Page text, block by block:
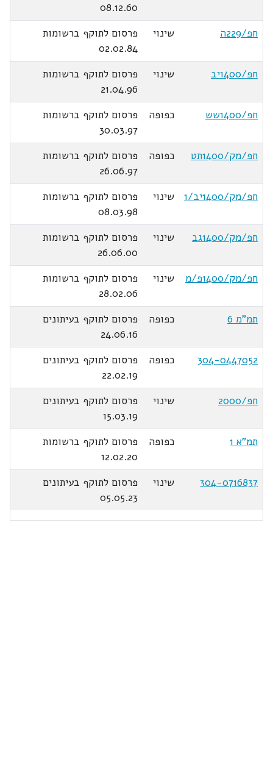
08.12.60
חפ/229ה
שינוי
פרסום לתוקף ברשומות
02.02.84
חפ/1400יב
שינוי
פרסום לתוקף ברשומות
21.04.96
חפ/1400שש
כפופה
פרסום לתוקף ברשומות
30.03.97
חפ/מק/1400תט
כפופה
פרסום לתוקף ברשומות
26.06.97
חפ/מק/1400יב/1
שינוי
פרסום לתוקף ברשומות
08.03.98
חפ/מק/1400גב
שינוי
פרסום לתוקף ברשומות
26.06.00
חפ/מק/1400פ/מ
שינוי
פרסום לתוקף ברשומות
28.02.06
תמ"מ 6
כפופה
פרסום לתוקף בעיתונים
24.06.16
304-0447052
כפופה
פרסום לתוקף בעיתונים
22.02.19
חפ/2000
שינוי
פרסום לתוקף בעיתונים
15.03.19
תמ"א 1
כפופה
פרסום לתוקף ברשומות
12.02.20
304-0716837
שינוי
פרסום לתוקף בעיתונים
05.05.23